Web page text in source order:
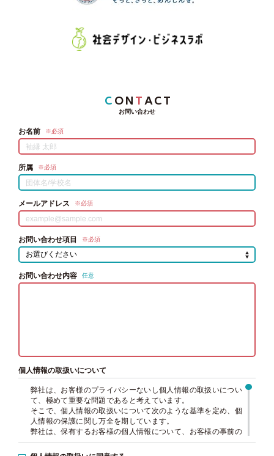
CONTACT
お問い合わせ
お名前 ※必須
所属 ※必須
メールアドレス ※必須
お問い合わせ項目 ※必須
お問い合わせ内容 任意
個人情報の取扱いについて
弊社は、お客様のプライバシーないし個人情報の取扱いについ
て、極めて重要な問題であると考えています。
そこで、個人情報の取扱いについて次のような基準を定め、個
人情報の保護に関し万全を期しています。
弊社は、保有するお客様の個人情報について、お客様の事前の
同意を得ずに本来の目的以外の目的でこれを利用することはあ
りません。